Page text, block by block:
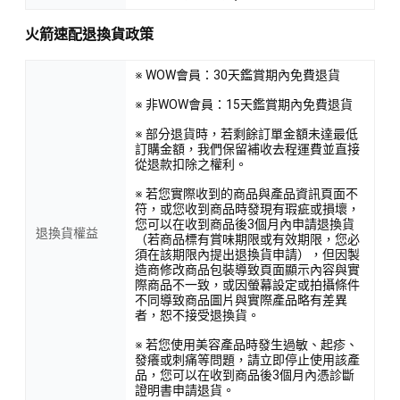
火箭速配退換貨政策
退換貨權益
※ WOW會員：30天鑑賞期內免費退貨
※ 非WOW會員：15天鑑賞期內免費退貨
※ 部分退貨時，若剩餘訂單金額未達最低
訂購金額，我們保留補收去程運費並直接
從退款扣除之權利。
※ 若您實際收到的商品與產品資訊頁面不
符，或您收到商品時發現有瑕疵或損壞，
您可以在收到商品後3個月內申請退換貨
（若商品標有賞味期限或有效期限，您必
須在該期限內提出退換貨申請），但因製
造商修改商品包裝導致頁面顯示內容與實
際商品不一致，或因螢幕設定或拍攝條件
不同導致商品圖片與實際產品略有差異
者，恕不接受退換貨。
※ 若您使用美容產品時發生過敏、起疹、
發癢或刺痛等問題，請立即停止使用該產
品，您可以在收到商品後3個月內憑診斷
證明書申請退貨。